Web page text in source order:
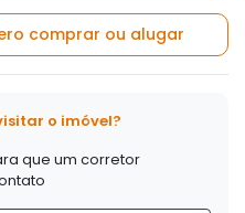
comprar ou alugar
o imóvel?
que um corretor